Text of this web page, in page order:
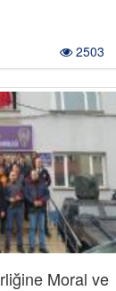
2503
Moral ve